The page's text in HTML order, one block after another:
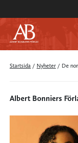
Startsida / Nyheter / De
Albert Bonniers